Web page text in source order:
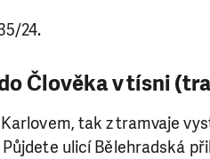
24.
Člověka v tísni
tak z tramvaje
ulicí Bělehradská